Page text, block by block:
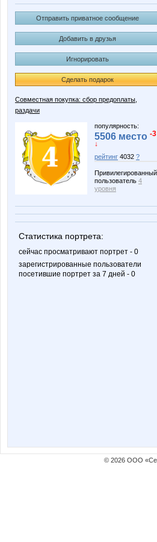
Отправить приватное сообщение
Добавить в друзья
Игнорировать
Сделать подарок
Совместная покупка: сбор предоплаты,
раздачи
популярность:
5506 место -3
↓
рейтинг 4032 ?
Привилегированный
пользователь 4
уровня
Статистика портрета:
сейчас просматривают портрет - 0
зарегистрированные пользователи
посетившие портрет за 7 дней - 0
© 2026 ООО